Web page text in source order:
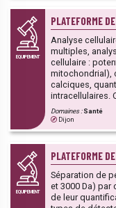
et hydrique et de
par calorimétrie
contenue dans la
comportement
Mobilité et
Motivation
Performance
consommer un aliment), Seuil de
Gustomètre), Plaisir à consommer une solution alimentaire
sur des temps
double choix).
EQUIPEMENT
PLATEFORME
Analyse
multiples,
cellulaire :
mitochondrial),
calciques,
intracellulaires. Conseils pour le ‘design panel’ en immuno
marquage,
de data. Design
Domaines :Santé
Dijon
EQUIPEMENT
PLATEFORME
Séparation de
et 3000 Da)
de leur